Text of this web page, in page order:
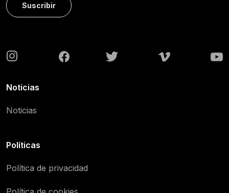
Suscribir
Noticias
Noticias
Políticas
Política de privacidad